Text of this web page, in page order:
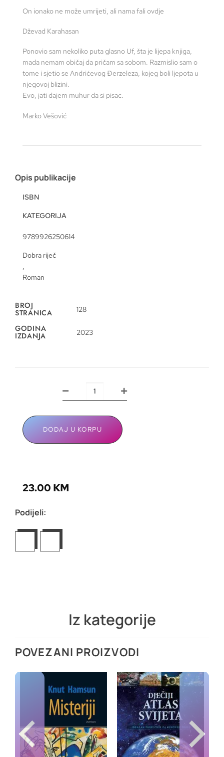
On ionako ne može umrijeti, ali nama fali ovdje
Dževad Karahasan
Ponovio sam nekoliko puta glasno Uf, šta je lijepa knjiga,
mada nemam običaj da pričam sa sobom. Razmislio sam o
tome i sjetio se Andrićevog Đerzeleza, kojeg boli ljepota u
njegovoj blizini.
Evo, jati dajem muhur da si pisac.
Marko Vešović
Opis publikacije
ISBN
KATEGORIJA
9789926250614
Dobra riječ
,
Roman
BROJ
STRANICA 128
GODINA
IZDANJA 2023
DODAJ U KORPU
23.00 KM
Podijeli:
Iz kategorije
POVEZANI PROIZVODI